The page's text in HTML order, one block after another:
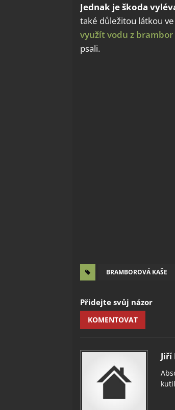
Jednak je škoda
také důležitou látkou
využít vodu z brambor
psali.
BRAMBOROVÁ KAŠE
Přidejte svůj názor
KOMENTOVAT
Jiří